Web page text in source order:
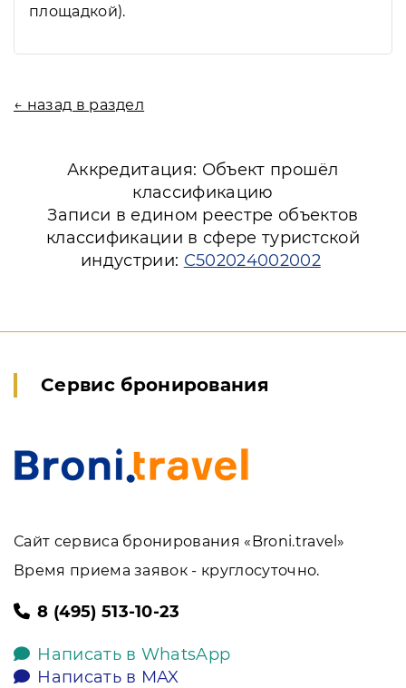
площадкой).
← назад в раздел
Аккредитация: Объект прошёл
классификацию
Записи в едином реестре объектов
классификации в сфере туристской
индустрии: С502024002002
Сервис бронирования
Сайт сервиса бронирования «Broni.travel»
Время приема заявок - круглосуточно.
8 (495) 513-10-23
Написать в WhatsApp
Написать в MAX